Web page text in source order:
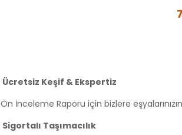
Ücretsiz Keşif & Ekspertiz
Ön İnceleme Raporu için bizlere
Sigortalı Taşımacılık